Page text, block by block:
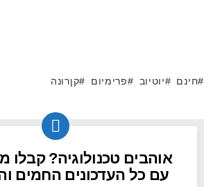
חינם יוטיוב פרימיום קןרונה
NEWSLETTER
אוהבים טכנולוגיה? קבלו
עם כל העדכונים החמים